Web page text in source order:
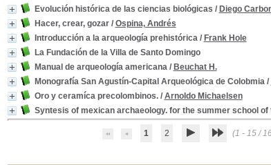
Evolución histórica de las ciencias biológicas / Diego
Hacer, crear, gozar/ Ospina, Andrés
Introducción a la arqueología prehistórica/ Frank Hole
La Fundación de la Villa de Santo Domingo
Manual de arqueología americana/ Beuchat H.
Monografía San Agustín-Capital Arqueológica de Colobmia/
Oro y ceramíca precolombinos./ Arnoldo Michaelsen
Syntesis of mexican archaeology. for the summer school
1 2 (1 - 15 /